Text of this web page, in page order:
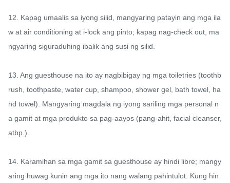
12. Kapag umaalis sa iyong silid, mangyaring patayin ang mga ila
w at air conditioning at i-lock ang pinto; kapag nag-check out, ma
ngyaring siguraduhing ibalik ang susi ng silid.
13. Ang guesthouse na ito ay nagbibigay ng mga toiletries (toothb
rush, toothpaste, water cup, shampoo, shower gel, bath towel, ha
nd towel). Mangyaring magdala ng iyong sariling mga personal n
a gamit at mga produkto sa pag-aayos (pang-ahit, facial cleanser,
atbp.).
14. Karamihan sa mga gamit sa guesthouse ay hindi libre; mangy
aring huwag kunin ang mga ito nang walang pahintulot. Kung hin